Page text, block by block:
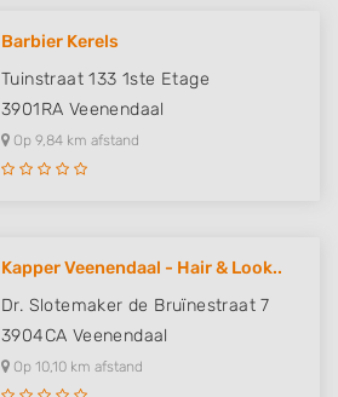
Barbier Kerels
Tuinstraat 133 1ste Etage
3901RA Veenendaal
Op 9,84 km afstand
Kapper Veenendaal - Hair & Look..
Dr. Slotemaker de Bruïnestraat 7
3904CA Veenendaal
Op 10,10 km afstand